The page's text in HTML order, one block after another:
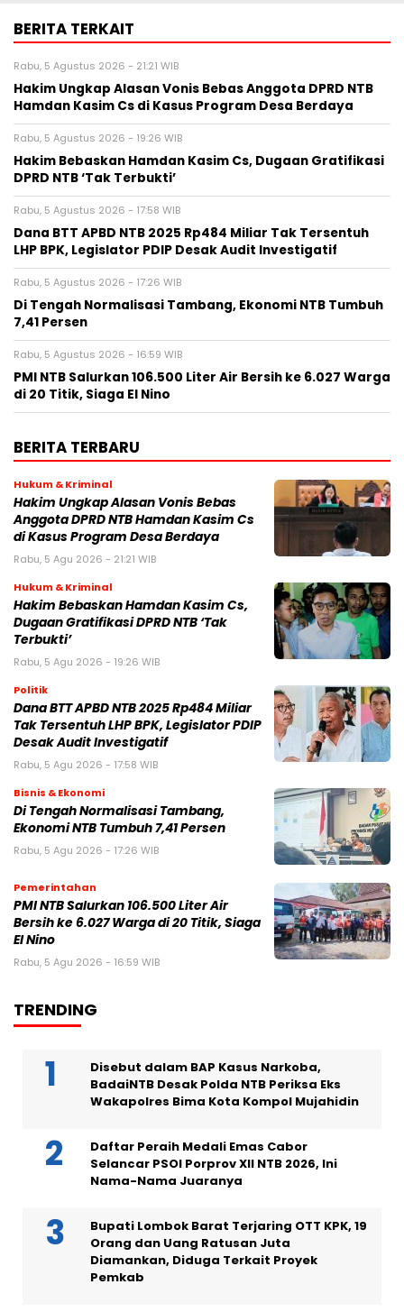
BERITA TERKAIT
Rabu, 5 Agustus 2026 - 21:21 WIB
Hakim Ungkap Alasan Vonis Bebas Anggota DPRD NTB
Hamdan Kasim Cs di Kasus Program Desa Berdaya
Rabu, 5 Agustus 2026 - 19:26 WIB
Hakim Bebaskan Hamdan Kasim Cs, Dugaan Gratifikasi
DPRD NTB ‘Tak Terbukti’
Rabu, 5 Agustus 2026 - 17:58 WIB
Dana BTT APBD NTB 2025 Rp484 Miliar Tak Tersentuh
LHP BPK, Legislator PDIP Desak Audit Investigatif
Rabu, 5 Agustus 2026 - 17:26 WIB
Di Tengah Normalisasi Tambang, Ekonomi NTB Tumbuh
7,41 Persen
Rabu, 5 Agustus 2026 - 16:59 WIB
PMI NTB Salurkan 106.500 Liter Air Bersih ke 6.027 Warga
di 20 Titik, Siaga El Nino
BERITA TERBARU
Hukum & Kriminal
Hakim Ungkap Alasan Vonis Bebas
Anggota DPRD NTB Hamdan Kasim Cs
di Kasus Program Desa Berdaya
Rabu, 5 Agu 2026 - 21:21 WIB
Hukum & Kriminal
Hakim Bebaskan Hamdan Kasim Cs,
Dugaan Gratifikasi DPRD NTB ‘Tak
Terbukti’
Rabu, 5 Agu 2026 - 19:26 WIB
Politik
Dana BTT APBD NTB 2025 Rp484 Miliar
Tak Tersentuh LHP BPK, Legislator PDIP
Desak Audit Investigatif
Rabu, 5 Agu 2026 - 17:58 WIB
Bisnis & Ekonomi
Di Tengah Normalisasi Tambang,
Ekonomi NTB Tumbuh 7,41 Persen
Rabu, 5 Agu 2026 - 17:26 WIB
Pemerintahan
PMI NTB Salurkan 106.500 Liter Air
Bersih ke 6.027 Warga di 20 Titik, Siaga
El Nino
Rabu, 5 Agu 2026 - 16:59 WIB
TRENDING
Disebut dalam BAP Kasus Narkoba,
BadaiNTB Desak Polda NTB Periksa Eks
Wakapolres Bima Kota Kompol Mujahidin
Daftar Peraih Medali Emas Cabor
Selancar PSOI Porprov XII NTB 2026, Ini
Nama-Nama Juaranya
Bupati Lombok Barat Terjaring OTT KPK, 19
Orang dan Uang Ratusan Juta
Diamankan, Diduga Terkait Proyek
Pemkab